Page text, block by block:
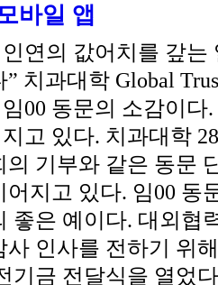
바일 앱
연의 값어치를 갚는
치과대학 Global
00 동문의 소감이다
고 있다. 치과대학
의 기부와 같은 동문
지고 있다. 임00 동
좋은 예이다. 대외협
사 인사를 전하기 위
기금 전달식을 열었